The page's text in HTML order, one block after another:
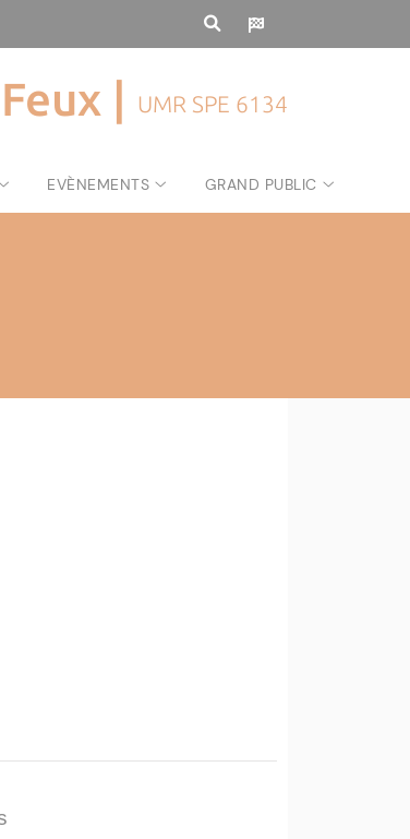
| UMR SPE 6134
EVÈNEMENTS GRAND PUBLIC